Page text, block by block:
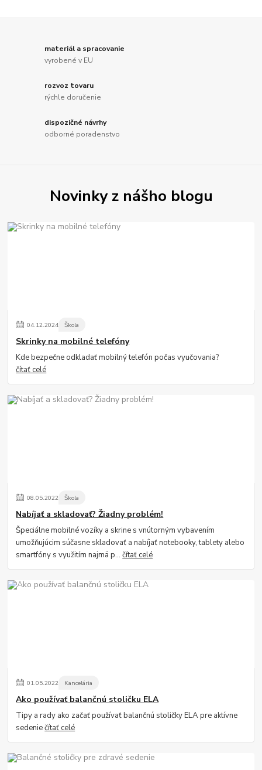
materiál a spracovanie
vyrobené v EU
rozvoz tovaru
rýchle doručenie
dispozičné návrhy
odborné poradenstvo
Novinky z nášho blogu
04.12.2024 Škola
Skrinky na mobilné telefóny
Kde bezpečne odkladať mobilný telefón počas vyučovania?
čítať celé
08.05.2022 Škola
Nabíjať a skladovať? Žiadny problém!
Špeciálne mobilné vozíky a skrine s vnútorným vybavením
umožňujúcim súčasne skladovať a nabíjať notebooky, tablety alebo
smartfóny s využitím najmä p...čítať celé
01.05.2022 Kancelária
Ako používať balančnú stoličku ELA
Tipy a rady ako začať používať balančnú stoličky ELA pre aktívne
sedeniečítať celé